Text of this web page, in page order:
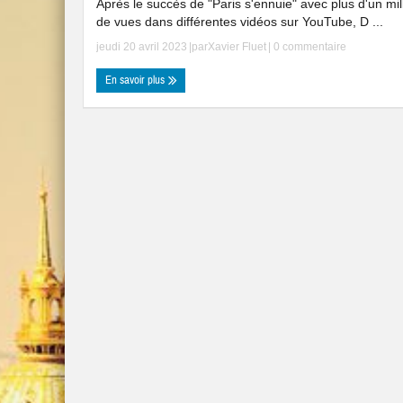
Après le succès de "Paris s'ennuie" avec plus d'un
de vues dans différentes vidéos sur YouTube, D ...
jeudi 20 avril 2023 |parXavier Fluet 0 commentaire
En savoir plus